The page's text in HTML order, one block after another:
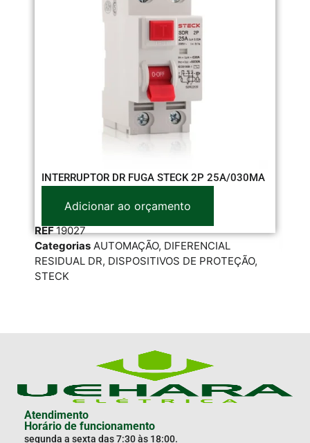
INTERRUPTOR DR FUGA STECK 2P 25A/030MA
Adicionar ao orçamento
REF19027
Categorias AUTOMAÇÃO, DIFERENCIAL
RESIDUAL DR, DISPOSITIVOS DE PROTEÇÃO,
STECK
Atendimento
Horário de funcionamento
segunda a sexta das 7:30 às 18:00.